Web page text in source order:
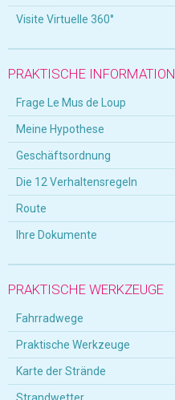
Visite Virtuelle 360°
PRAKTISCHE INFORMATION
Frage Le Mus de Loup
Meine Hypothese
Geschäftsordnung
Die 12 Verhaltensregeln
Route
Ihre Dokumente
PRAKTISCHE WERKZEUGE
Fahrradwege
Praktische Werkzeuge
Karte der Strände